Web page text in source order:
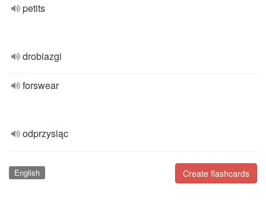
petits
drobiazgi
forswear
odprzysiąc
Create flashcards
English